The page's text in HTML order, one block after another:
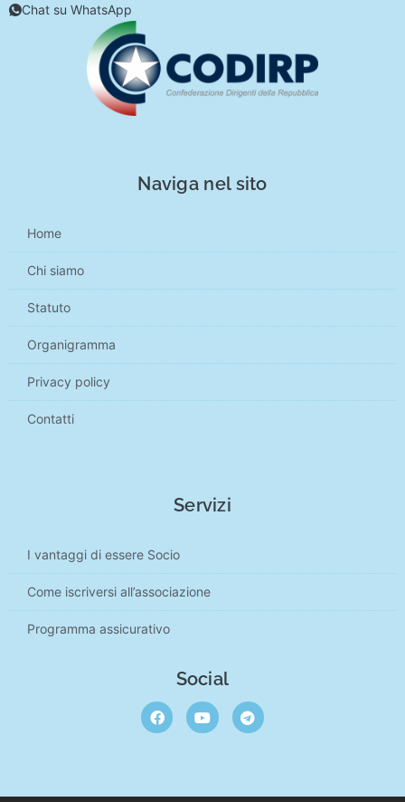
Chat su WhatsApp
Naviga nel sito
Home
Chi siamo
Statuto
Organigramma
Privacy policy
Contatti
Servizi
I vantaggi di essere Socio
Come iscriversi all’associazione
Programma assicurativo
Social